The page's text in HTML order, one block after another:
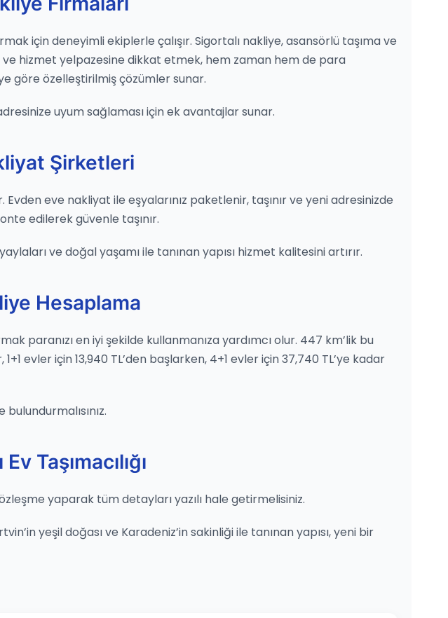
için deneyimli ekiplerle çalışır. Sigortalı nakliye, asansörlü taşıma ve
hizmet yelpazesine dikkat etmek, hem zaman hem de para
göre özelleştirilmiş çözümler sunar.
uyum sağlaması için ek avantajlar sunar.
Şirketleri
eve nakliyat ile eşyalarınız paketlenir, taşınır ve yeni adresinizde
edilerek güvenle taşınır.
ve doğal yaşamı ile tanınan yapısı hizmet kalitesini artırır.
Hesaplama
paranızı en iyi şekilde kullanmanıza yardımcı olur. 447 km’lik bu
evler için 13,940 TL’den başlarken, 4+1 evler için 37,740 TL’ye kadar
Taşımacılığı
yaparak tüm detayları yazılı hale getirmelisiniz.
yeşil doğası ve Karadeniz’in sakinliği ile tanınan yapısı, yeni bir